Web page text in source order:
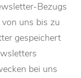
Bezugs
uns bis zu
gespeichert
bei uns